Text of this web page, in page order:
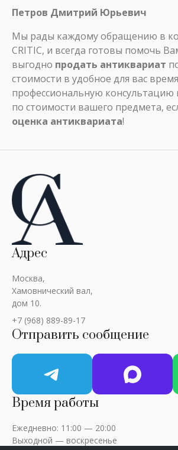
Петров Дмитрий Юрьевич
Мы рады каждому обращению в
CRITIC, и всегда готовы помочь
выгодно продать антиквариат
стоимости в удобное для вас
профессиональную консультацию
по стоимости вашего предмета,
оценка антиквариата!
Адрес
Москва,
Хамовнический вал,
дом 10.
+7 (968) 889-89-17
Отправить сообщение
Время работы
Ежедневно: 11:00 — 20:00
Выходной — воскресенье